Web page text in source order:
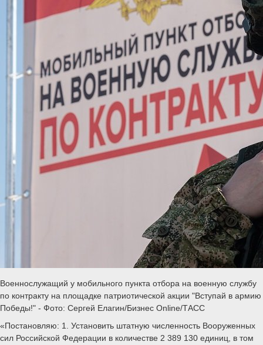
Военнослужащий у мобильного пункта отбора на военную службу
по контракту на площадке патриотической акции "Вступай в армию
Победы!" - Фото: Сергей Елагин/Бизнес Online/ТАСС
«Постановляю: 1. Установить штатную численность Вооруженных
cил Российской Федерации в количестве 2 389 130 единиц, в том